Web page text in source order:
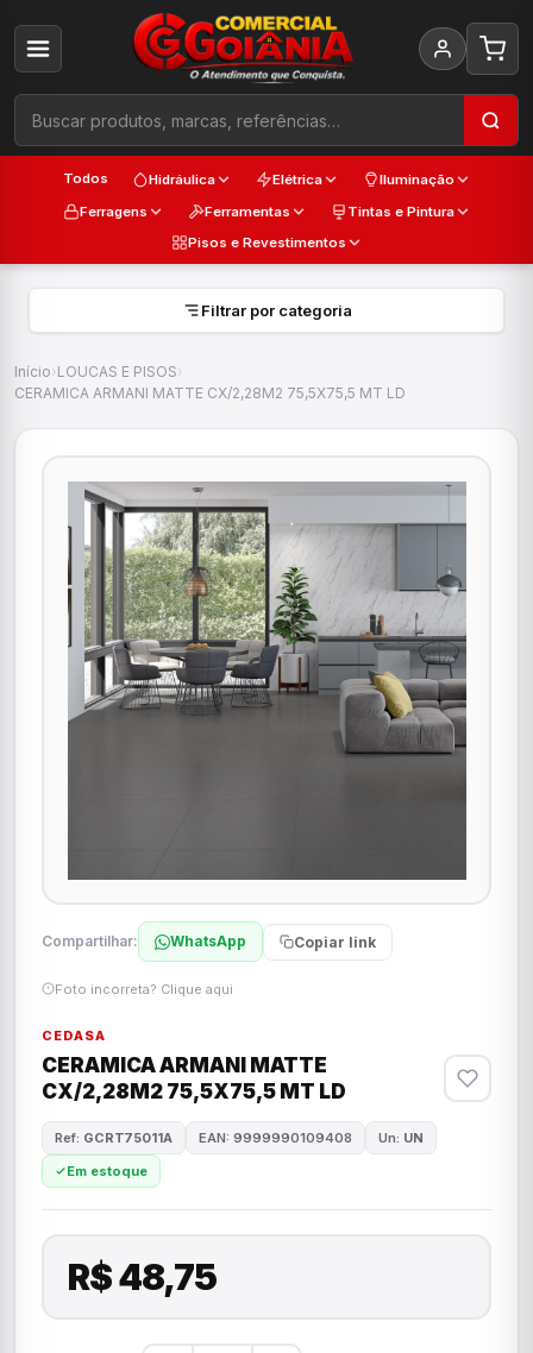
Todos Hidráulica Elétrica
Iluminação
Ferragens
Ferramentas
Tintas e Pintura
Pisos e Revestimentos
Filtrar por categoria
Início›LOUCAS E PISOS›
CERAMICA ARMANI MATTE CX/2,28M2 75,5X75,5 MT LD
Compartilhar: WhatsApp Copiar link
Foto incorreta? Clique aqui
CEDASA
CERAMICA ARMANI MATTE
CX/2,28M2 75,5X75,5 MT LD
Ref: GCRT75011A EAN: 9999990109408 Un: UN
Em estoque
R$ 48,75